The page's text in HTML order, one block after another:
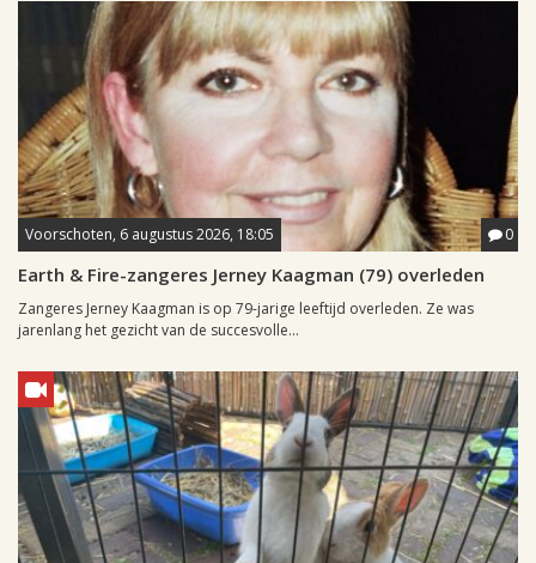
Voorschoten, 6 augustus 2026, 18:05 0
Earth & Fire-zangeres Jerney Kaagman (79) overleden
Zangeres Jerney Kaagman is op 79-jarige leeftijd overleden. Ze was
jarenlang het gezicht van de succesvolle...